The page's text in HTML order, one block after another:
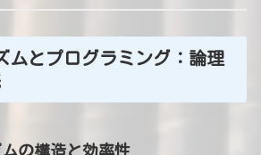
ムとプログラミング：論理
の構造と効率性